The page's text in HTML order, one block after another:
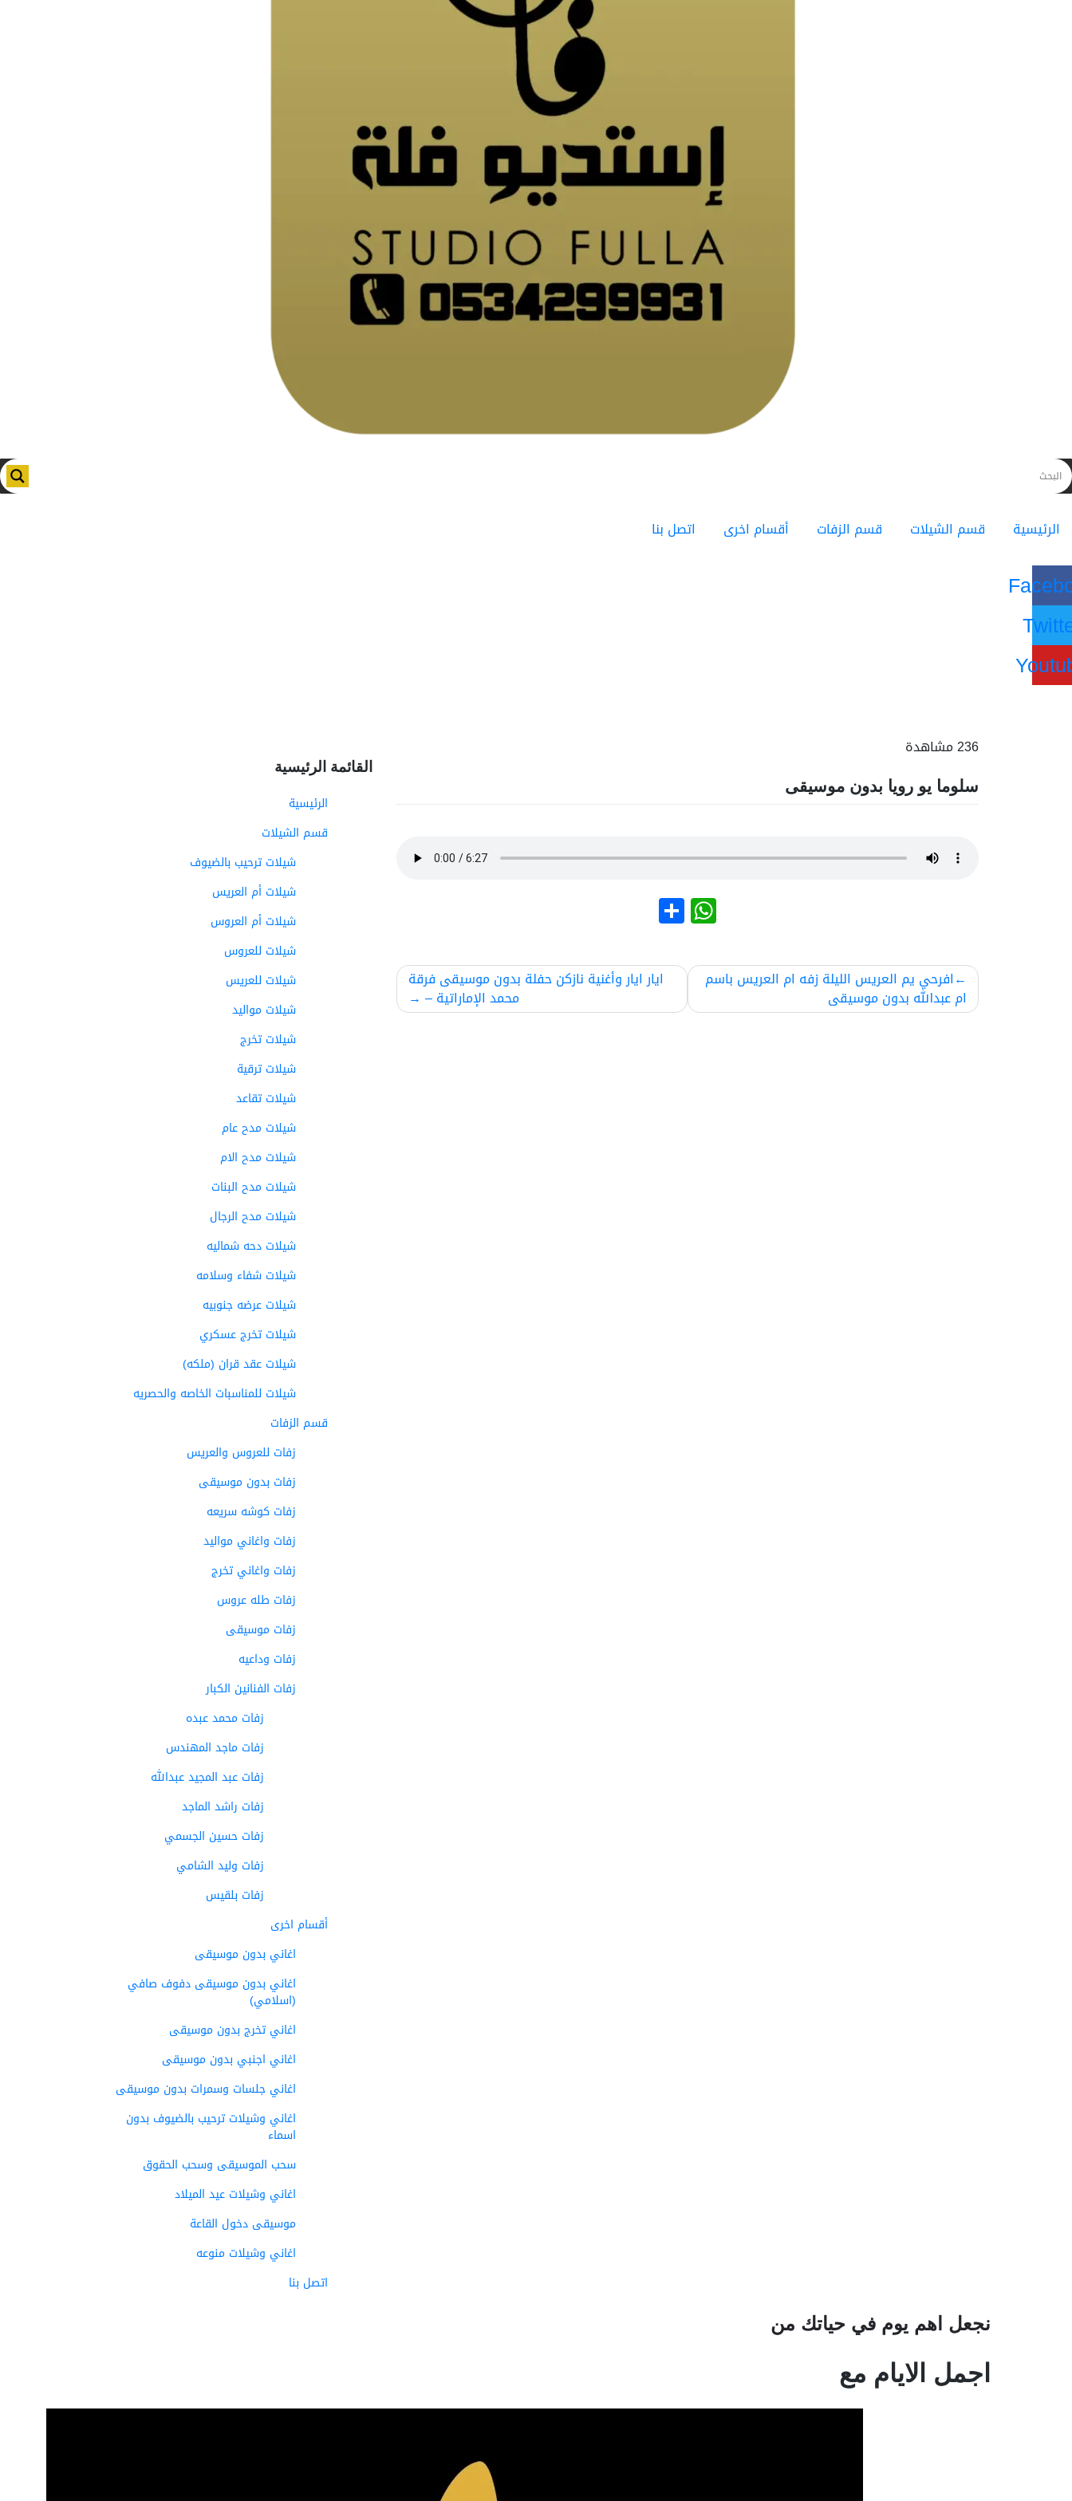
الرئيسية قسم الشيلات قسم الزفات أقسام اخرى اتصل بنا
236 مشاهدة
سلوما يو رويا بدون موسيقى
WhatsApp
تصفّح
المقالات
افرحي يم العريس الليلة زفه ام العريس باسم
ام عبدالله بدون موسيقى
ايار ايار وأغنية نازكن حفلة بدون موسيقى فرقة
محمد الإماراتية –
القائمة الرئيسية
الرئيسية
قسم الشيلات
شيلات ترحيب بالضيوف
شيلات أم العريس
شيلات أم العروس
شيلات للعروس
شيلات للعريس
شيلات مواليد
شيلات تخرج
شيلات ترقية
شيلات تقاعد
شيلات مدح عام
شيلات مدح الام
شيلات مدح البنات
شيلات مدح الرجال
شيلات دحه شماليه
شيلات شفاء وسلامه
شيلات عرضه جنوبيه
شيلات تخرج عسكري
شيلات عقد قران (ملكه)
شيلات للمناسبات الخاصه والحصريه
قسم الزفات
زفات للعروس والعريس
زفات بدون موسيقى
زفات كوشه سريعه
زفات واغاني مواليد
زفات واغاني تخرج
زفات طله عروس
زفات موسيقى
زفات وداعيه
زفات الفنانين الكبار
زفات محمد عبده
زفات ماجد المهندس
زفات عبد المجيد عبدالله
زفات راشد الماجد
زفات حسين الجسمي
زفات وليد الشامي
زفات بلقيس
أقسام اخرى
اغاني بدون موسيقى
اغاني بدون موسيقى دفوف صافي
(اسلامي)
اغاني تخرج بدون موسيقى
اغاني اجنبي بدون موسيقى
اغاني جلسات وسمرات بدون موسيقى
اغاني وشيلات ترحيب بالضيوف بدون
اسماء
سحب الموسيقى وسحب الحقوق
اغاني وشيلات عيد الميلاد
موسيقى دخول القاعة
اغاني وشيلات منوعه
اتصل بنا
نجعل اهم يوم في حياتك من
اجمل الايام مع